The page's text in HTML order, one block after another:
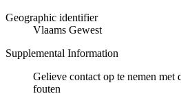
Geographic identifier
Vlaams Gewest
Supplemental Information
Gelieve contact op te nemen met
fouten